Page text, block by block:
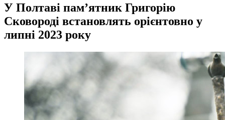
У Полтаві пам’ятник Григорію
Сковороді встановлять орієнтовно у
липні 2023 року